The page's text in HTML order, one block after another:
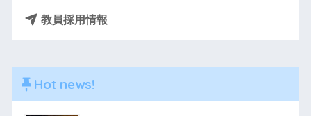
教員採用情報
Hot news!